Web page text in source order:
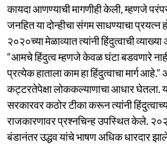
कायदा आणण्याची मागणीही केली, म्हणजे
जनहित या दोन्हीचा संगम साधण्याचा प्रयत्न
२०२०च्या मेळाव्यात त्यांनी हिंदुत्वाची
“आमचे हिंदुत्व म्हणजे केवळ घंटा बडवणारे
प्रत्येक हाताला काम हा हिंदुत्वाचा मार्ग आहे.”
कट्टरतेपेक्षा लोककल्याणाचा आधार घेतला.
सरकारवर कठोर टीका करून त्यांनी
राजकारणावर प्रश्नचिन्ह उपस्थित केले.
बंडानंतर उद्धव यांचे भाषण अधिक धारदार